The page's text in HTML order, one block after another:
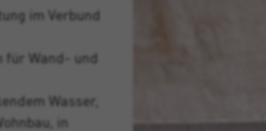
im Verbund
für Wand- und
Wasser,
in